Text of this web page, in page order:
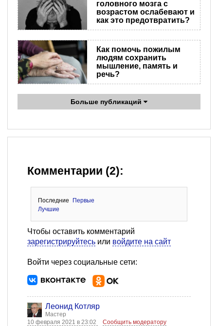
головного мозга с
возрастом ослабевают и
как это предотвратить?
Как помочь пожилым
людям сохранить
мышление, память и
речь?
Больше публикаций
Комментарии (2):
Последние
Первые
Лучшие
Чтобы оставить комментарий
зарегистрируйтесь или войдите на сайт
Войти через социальные сети:
Леонид Котляр
Мастер
10 февраля 2021 в 23:02
Сообщить модератору